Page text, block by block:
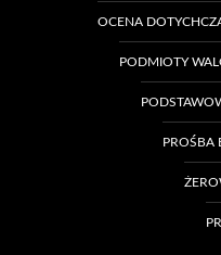
OCENA
PODMIOTY
PROŚBA